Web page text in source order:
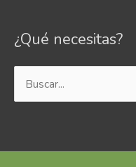
¿Qué necesitas?